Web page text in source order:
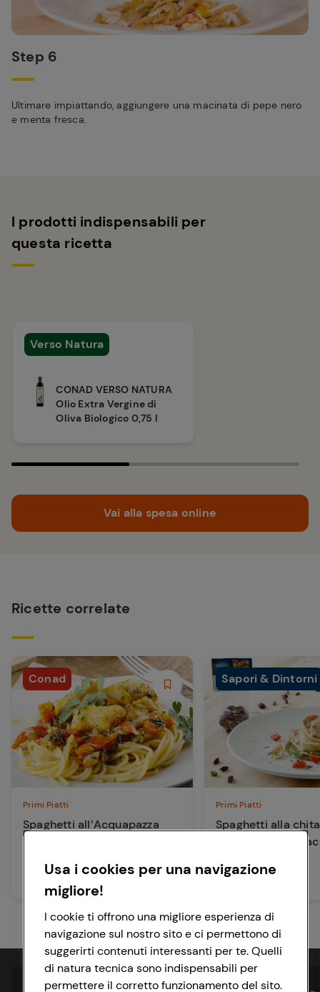
Step 6
Ultimare impiattando, aggiungere una macinata di pepe nero
e menta fresca.
I prodotti indispensabili per
questa ricetta
Verso Natura
CONAD VERSO NATURA
Olio Extra Vergine di
Oliva Biologico 0,75 l
Vai alla spesa online
Ricette correlate
Conad
Primi Piatti
Spaghetti all’Acquapazza
20 min Media
Sapori & Dintorni
Primi Piatti
Spaghetti alla
capesante e
Usa i cookies per una navigazione
migliore!
I cookie ti offrono una migliore esperienza di
navigazione sul nostro sito e ci permettono di
suggerirti contenuti interessanti per te. Quelli
di natura tecnica sono indispensabili per
permettere il corretto funzionamento del sito.